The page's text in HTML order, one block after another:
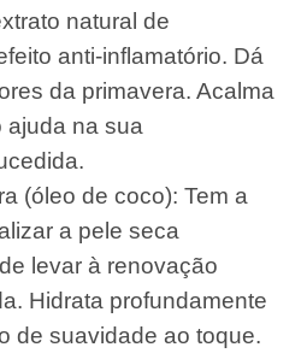
natural de
anti-inflamatório. Dá
da primavera. Acalma
ajuda na sua
(óleo de coco): Tem a
a pele seca
levar à renovação
Hidrata profundamente
de suavidade ao toque.